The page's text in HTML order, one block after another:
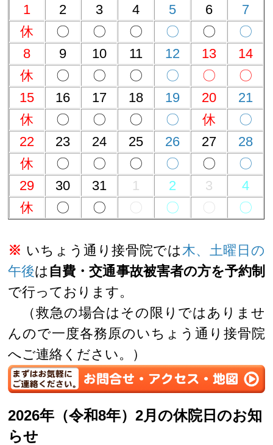
1
2 3 4 5 6
7
休
〇 〇 〇 〇 〇
〇
8
9 10 11 12 13
14
休
〇 〇 〇 〇 〇
〇
15
16 17 18 19 20
21
休
〇 〇 〇 〇 休
〇
22
23 24 25 26 27
28
休
〇 〇 〇 〇 〇
〇
29
30 31 1 2 3
4
休
〇 〇 〇 〇 〇 〇
※ いちょう通り接骨院では木、土曜日の
午後は 自費・交通事故被害者の方を予約制
で行っております。
（救急の場合はその限りではありませ
んので一度各務原のいちょう通り接骨院
へご連絡ください。）
2026年（令和8年）2月の休院日のお知
らせ